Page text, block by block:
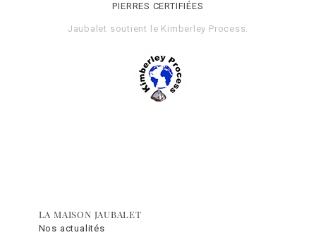
PIERRES CERTIFIÉES
Jaubalet soutient le Kimberley Process.
LA MAISON JAUBALET
Nos actualités